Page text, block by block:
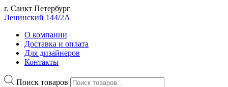
г. Санкт Петербург
Ленинский 144/2А
О компании
Доставка и оплата
Для дизайнеров
Контакты
Поиск товаров